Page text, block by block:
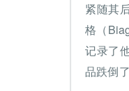
紧随其
格（
记录了
品跌倒